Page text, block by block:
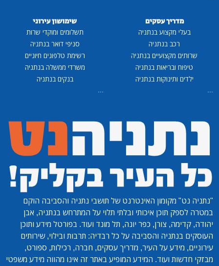
מדריך עסקים
בעלי מקצוע בנתניה
רכב בנתניה
שרותים מקצועיים בנתניה
טיפוח ובריאות בנתניה
ילדים ותינוקות בנתניה
שימושון עירוני
תשלומים ומוקדי שרות
סניפי דואר בנתניה
רשימת טלפונים חיוניים
משרדי ממשלה בנתניה
בנקים בנתניה
"נתניה נט" מקומון האינטרנט של תושבי נתניה והסביבה הוקם
במטרה לספק תוכן איכותי ובלתי תלוי על המתרחש בנתניה, אבן
יהודה, קדימה, צורן, כפר יונה, תל מונד ועוד. בפורטל מידע ותוכן
העוסקים בנתניה והסביבה על כל רבדיה: תרבות ובילוי, שירותים
עירוניים, מידע על העיר, מדריך עסקים, חברה, רכילות, ספורט,
מבזקי חדשות ועוד. המידע המופיע באתר זה אינו מהווה מידע משפטי